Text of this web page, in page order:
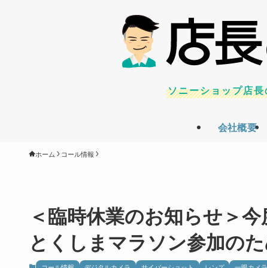
会社概要
ソニーショップ店
ホーム コール情報
＜臨時休業のお知らせ＞
とくしまマラソン参加の